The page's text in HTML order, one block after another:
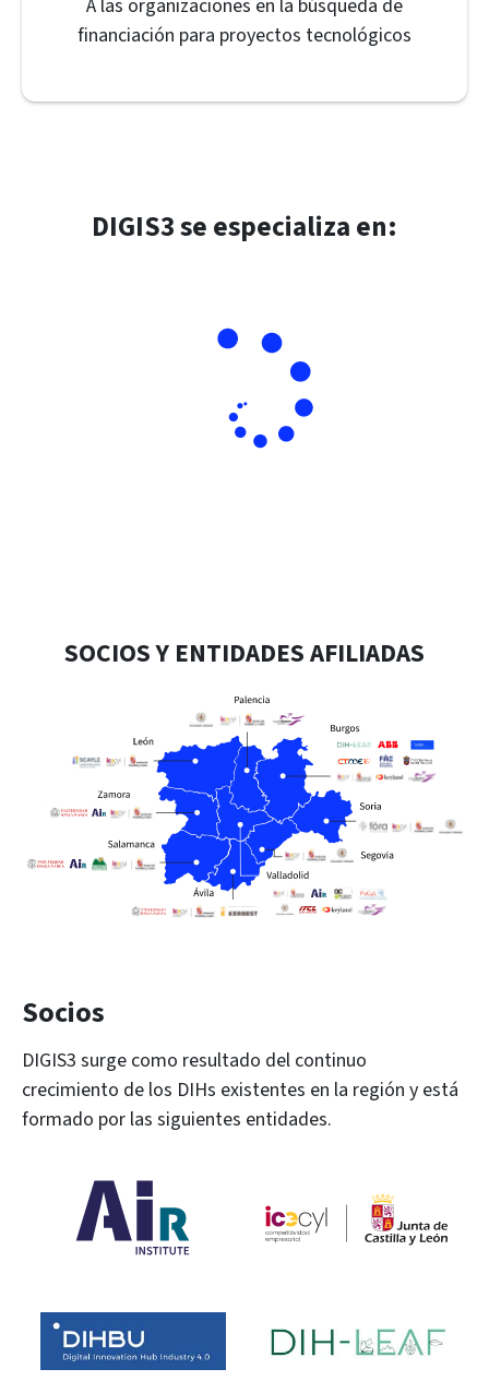
A las organizaciones en la búsqueda de
financiación para proyectos tecnológicos
DIGIS3 se especializa en:
SOCIOS Y ENTIDADES AFILIADAS
Socios
DIGIS3 surge como resultado del continuo
crecimiento de los DIHs existentes en la región y está
formado por las siguientes entidades.